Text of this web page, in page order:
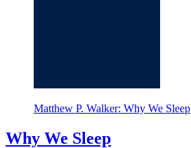
Matthew P. Walker: Why We Sleep
Why We Sleep